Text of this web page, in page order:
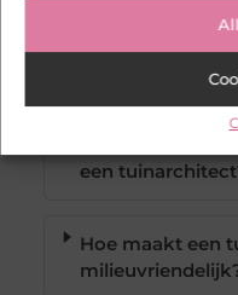
een
Hoe maakt een